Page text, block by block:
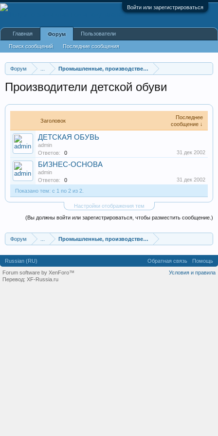
Войти или зарегистрироваться
Форум Промышленные, производственные и перерабатывающие
Производители детской обуви
Заголовок
Последнее
сообщение ↓
ДЕТСКАЯ ОБУВЬ
admin
Ответов:
0 31 дек 2002
БИЗНЕС-ОСНОВА
admin
Ответов:
0
31 дек 2002
Показано тем: с 1 по 2 из 2.
Настройки отображения тем
(Вы должны войти или зарегистрироваться, чтобы разместить сообщение.)
Форум Промышленные, производственные и перерабатывающие
Главная Форум
Поиск сообщений Последние сообщения
Пользователи
Russian (RU) Обратная связь
Помощь
Условия и правила
Forum software by XenForo™
Перевод: XF-Russia.ru